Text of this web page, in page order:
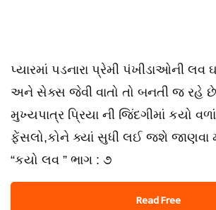
પ્યારમાં પડનારા પ્રેમી પંખીડાઓની લવ
અને સેક્સ જેવી વાતો તો બનતી જ રહે
મુખ્યપાત્ર પ્રિયા ની જિંદગીમાં કયો
ફેંસલો,કોને ક્યાં સુધી લઈ જશે જાણવા
“કયો લવ ” ભાગ : ૭
Read Free